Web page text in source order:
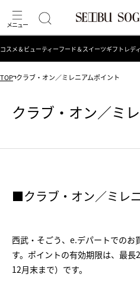
コスメ＆ビューティーフード＆スイーツギフト レデ
TOP クラブ・オン／ミレニアムポイント
クラブ・オン／ミ
■クラブ・オン／ミレ
西武・そごう、e.デパートでのお
す。ポイントの有効期限は、最
12月末まで）です。